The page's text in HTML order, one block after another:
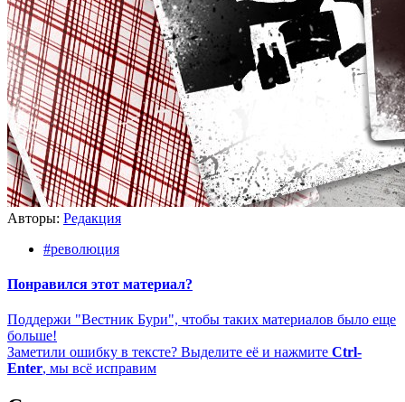
Авторы: Редакция
#революция
Понравился этот материал?
Поддержи "Вестник Бури", чтобы таких материалов было еще
больше!
Заметили ошибку в тексте? Выделите её и нажмите Ctrl-
Enter, мы всё исправим